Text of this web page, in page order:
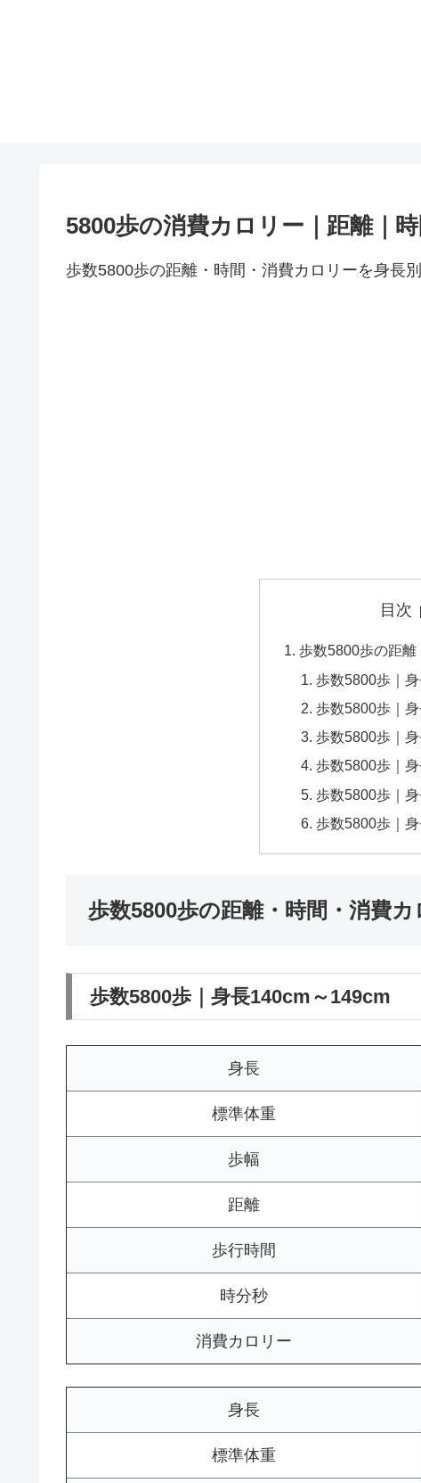
5800歩の消費カロリー｜距離｜時
歩数5800歩の距離・時間・消費カロリーを身長
目次
歩数5800歩の距
歩数5800歩｜
歩数5800歩｜
歩数5800歩｜
歩数5800歩｜
歩数5800歩｜
歩数5800歩｜
歩数5800歩の距離・時間・消費カ
歩数5800歩｜身長140cm～149cm
身長
標準体重
歩幅
距離
歩行時間
時分秒
消費カロリー
身長
標準体重